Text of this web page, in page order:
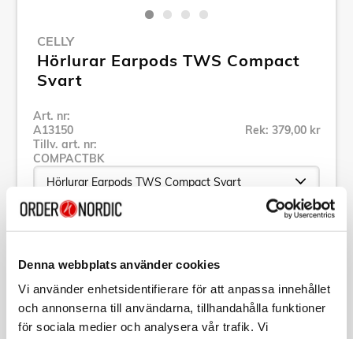
Denna webbplats använder cookies
Vi använder enhetsidentifierare för att anpassa innehållet
och annonserna till användarna, tillhandahålla funktioner
för sociala medier och analysera vår trafik. Vi
CELLY
Hörlurar Earpods TWS Compact
Svart
Art. nr:
A13150
Tillv. art. nr:
COMPACTBK
Rek: 379,00 kr
Se alla produkter inom Celly
Specifikation
Beskrivning